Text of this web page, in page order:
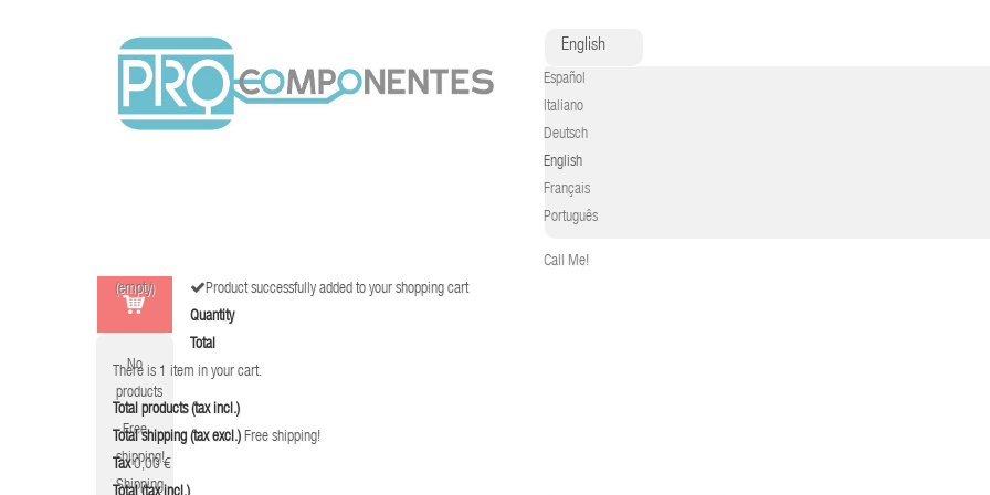
English
Español
Italiano
Deutsch
English
Français
Português
Call Me!
(empty)
No
products
Free
shipping!
Shipping
Product successfully added to your shopping cart
Quantity
Total
There is 1 item in your cart.
Total products (tax incl.)
Total shipping (tax excl.) Free shipping!
Tax 0,00 €